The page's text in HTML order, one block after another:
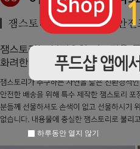
하루동안 열지 않기